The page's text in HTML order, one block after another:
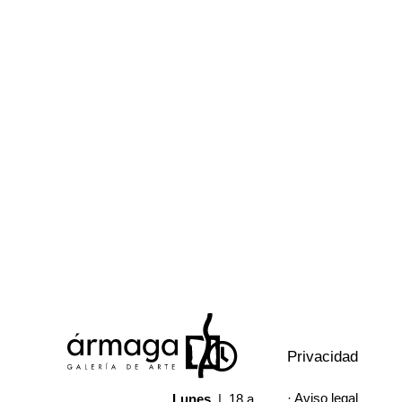
Lunes | 18 a
Privacidad
· Aviso legal